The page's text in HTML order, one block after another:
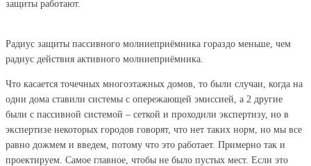
защиты работают.
Радиус защиты пассивного молниеприёмника гораздо меньше, чем
радиус действия активного молниеприёмника.
Что касается точечных многоэтажных домов, то были случаи, когда на
одни дома ставили системы с опережающей эмиссией, а 2 другие
были с пассивной системой – сеткой и проходили экспертизу, но в
экспертизе некоторых городов говорят, что нет таких норм, но мы все
равно дожмем и введем, потому что это работает. Примерно так и
проектируем. Самое главное, чтобы не было пустых мест. Если это